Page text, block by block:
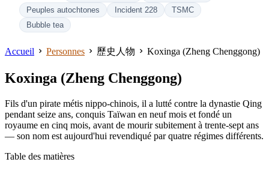
Peuples autochtones
Incident 228
TSMC
Bubble tea
Accueil Personnes 歷史人物 Koxinga (Zheng Chenggong)
Koxinga (Zheng Chenggong)
Fils d'un pirate métis nippo-chinois, il a lutté contre la dynastie Qing
pendant seize ans, conquis Taïwan en neuf mois et fondé un
royaume en cinq mois, avant de mourir subitement à trente-sept ans
— son nom est aujourd'hui revendiqué par quatre régimes différents.
Table des matières